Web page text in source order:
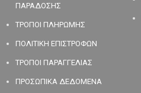
ΠΑΡΑΔΟΣΗΣ
ΤΡΟΠΟΙ ΠΛΗΡΩΜΗΣ
ΠΟΛΙΤΙΚΗ ΕΠΙΣΤΡΟΦΩΝ
ΤΡΟΠΟΙ ΠΑΡΑΓΓΕΛΙΑΣ
ΠΡΟΣΩΠΙΚΑ ΔΕΔΟΜΕΝΑ